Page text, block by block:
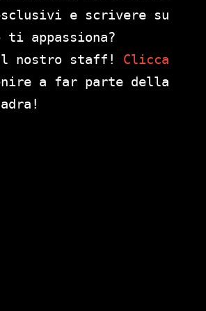
e scrivere su
ti appassiona?
nostro staff! Clicca
a far parte della